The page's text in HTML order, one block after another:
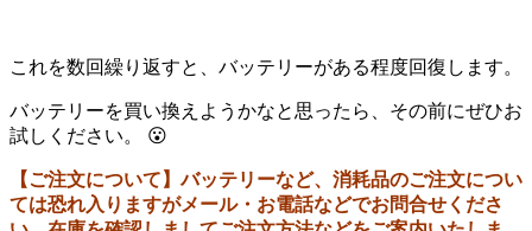
これを数回繰り返すと、バッテリーがある程度回復します。
バッテリーを買い換えようかなと思ったら、その前にぜひお
試しください。 😮
【ご注文について】バッテリーなど、消耗品のご注文につい
ては恐れ入りますがメール・お電話などでお問合せくださ